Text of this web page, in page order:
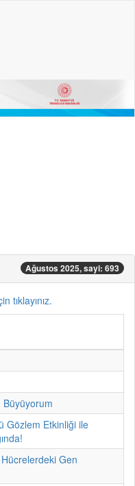
Ağustos 2025, sayi: 693
tıklayınız.
Büyüyorum
Gözlem Etkinliği ile
Gen